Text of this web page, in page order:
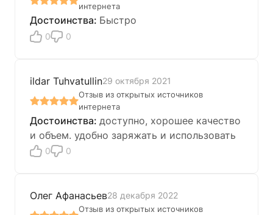
интернета
Быстро
0 0
ildar Tuhvatullin29 октября 2021
Отзыв из открытых источников
интернета
доступно, хорошее качество
и объем. удобно заряжать и использовать
0 0
Олег Афанасьев28 декабря 2022
Отзыв из открытых источников